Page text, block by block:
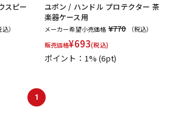
スピー
込）
ユポン / ハンドル プロテクター 茶
楽器ケース用
メーカー希望小売価格 ¥770
（税込）
販売価格¥693(税込)
ポイント：1%(6pt)
1